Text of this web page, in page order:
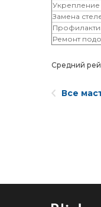
Укрепление
Замена
Ремонт
Средний
Все